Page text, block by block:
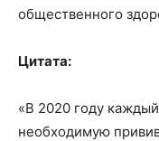
общественного
Цитата:
«В 2020 году
необходимую